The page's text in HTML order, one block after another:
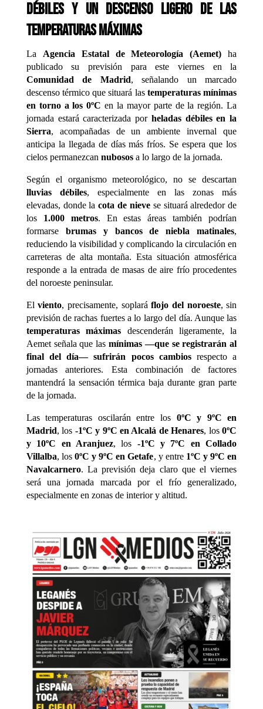
débiles y un descenso ligero de las
temperaturas máximas
La Agencia Estatal de Meteorología (Aemet) ha
publicado su previsión para este viernes en la
Comunidad de Madrid, señalando un marcado
descenso térmico que situará las temperaturas mínimas
en torno a los 0ºC en la mayor parte de la región. La
jornada estará caracterizada por heladas débiles en la
Sierra, acompañadas de un ambiente invernal que
anticipa la llegada de días más fríos. Se espera que los
cielos permanezcan nubososa lo largo de la jornada.
Según el organismo meteorológico, no se descartan
lluvias débiles, especialmente en las zonas más
elevadas, donde lacota de nievese situará alrededor de
los 1.000 metros. En estas áreas también podrían
formarse brumas y bancos de niebla matinales,
reduciendo la visibilidad y complicando la circulación en
carreteras de alta montaña. Esta situación atmosférica
responde a la entrada de masas de aire frío procedentes
del noroeste peninsular.
Elviento, precisamente, soplaráflojo del noroeste, sin
previsión de rachas fuertes a lo largo del día. Aunque las
temperaturas máximas descenderán ligeramente, la
Aemet señala que las mínimas —que se registrarán al
final del día— sufrirán pocos cambiosrespecto a
jornadas anteriores. Esta combinación de factores
mantendrá la sensación térmica baja durante gran parte
de la jornada.
Las temperaturas oscilarán entre los 0ºC y 9ºC en
Madrid, los -1ºC y 9ºC en Alcalá de Henares, los0ºC
y 10ºC en Aranjuez, los -1ºC y 7ºC en Collado
Villalba, los0ºC y 9ºC en Getafe, y entre 1ºC y 9ºC en
Navalcarnero. La previsión deja claro que el viernes
será una jornada marcada por el frío generalizado,
especialmente en zonas de interior y altitud.